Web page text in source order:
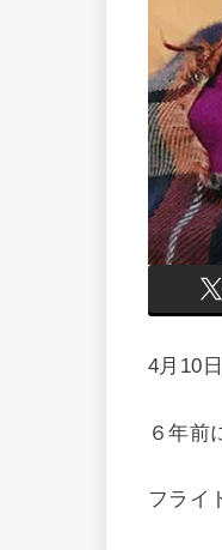
4月10
６年前
フライ